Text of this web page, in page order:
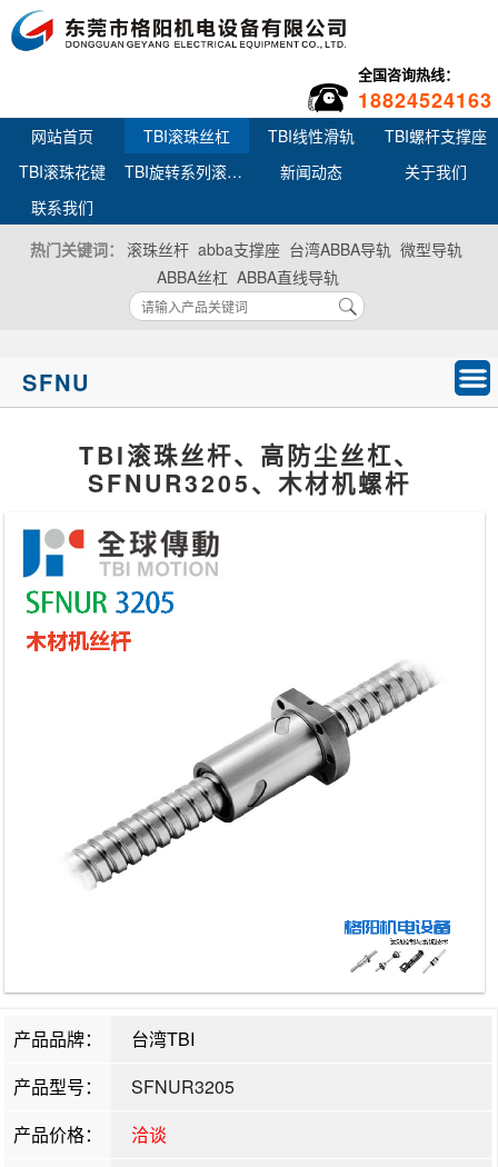
全国咨询热线：
18824524163
网站首页 TBI滚珠丝杠 TBI线性滑轨
TBI螺杆支撑座
TBI滚珠花键
TBI旋转系列滚珠丝杆花键 新闻动态
关于我们
联系我们
热门关键词： 滚珠丝杆 abba支撑座 台湾ABBA导轨 微型导轨
ABBA丝杠 ABBA直线导轨
SFNU
TBI滚珠丝杆、高防尘丝杠、
SFNUR3205、木材机螺杆
产品品牌：
台湾TBI
产品型号：
SFNUR3205
产品价格：
洽谈